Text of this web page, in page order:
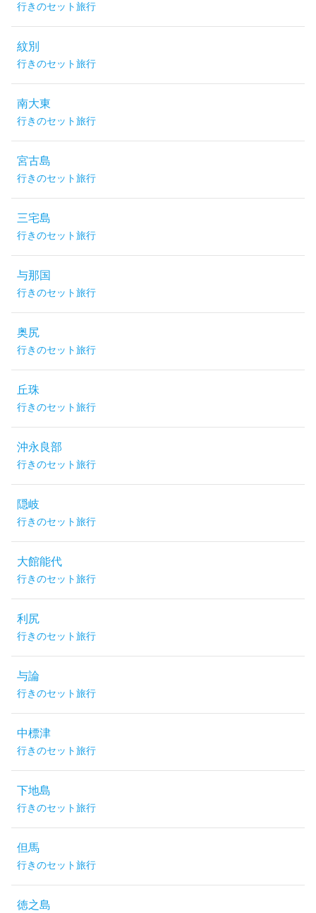
行きのセット旅行
紋別
行きのセット旅行
南大東
行きのセット旅行
宮古島
行きのセット旅行
三宅島
行きのセット旅行
与那国
行きのセット旅行
奥尻
行きのセット旅行
丘珠
行きのセット旅行
沖永良部
行きのセット旅行
隠岐
行きのセット旅行
大館能代
行きのセット旅行
利尻
行きのセット旅行
与論
行きのセット旅行
中標津
行きのセット旅行
下地島
行きのセット旅行
但馬
行きのセット旅行
徳之島